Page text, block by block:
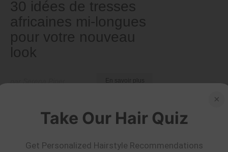
30 idées de tresses
africaines mi-longues
pour votre nouveau
look
×
Take Our Hair Quiz
Get Personalized Hairstyle Recommendations